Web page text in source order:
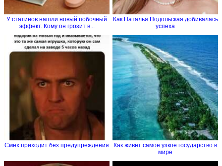
У статинов нашли новый побочный
эффект. Кому он грозит в...
Как Наталья Подольская добивалась
успеха
Смех приходит без предупреждения
Как живёт самое узкое государство в
мире